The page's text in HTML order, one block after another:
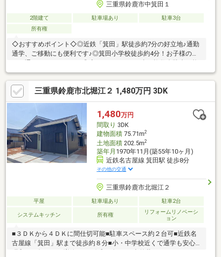
三重県鈴鹿市中箕田１
2階建て 駐車場あり
駐車3台
所有権
◇おすすめポイント◇◎近鉄「箕田」駅徒歩約7分の好立地♪通勤
通学、ご移動にも便利です♪◎箕田小学校徒歩約4分！お子様の足
です！◇周辺環境◇お車でのご移動が便利なエリアです！箕田小
学校徒歩約4分！・マックスバリュまで徒歩25分(約2000m)・ファ
ミリーマートまで徒歩14分(約1100m)・ウェルシアまで徒歩17分
(約1300m)・郵便局まで徒歩9分(約650m)・三十三銀行まで徒歩32
三重県鈴鹿市北堀江２ 1,480万円 3DK
1,480万円
間取り 3DK
建物面積75.71m2
土地面積202.5m2
築年月 1970年11月(築55年10ヶ月)
近鉄名古屋線 箕田駅 徒歩8分
その他の交通
三重県鈴鹿市北堀江２
平屋 駐車場あり 駐車2台
システムキッチン 所有権
リフォームリノベーシ
ョン
■３ＤＫから４ＤＫに間仕切可能■駐車スペース約２台可■近鉄名
古屋線「箕田」駅まで徒歩約８分■小・中学校近くで通学も安心※